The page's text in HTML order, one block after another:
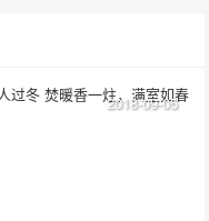
2018-09-05